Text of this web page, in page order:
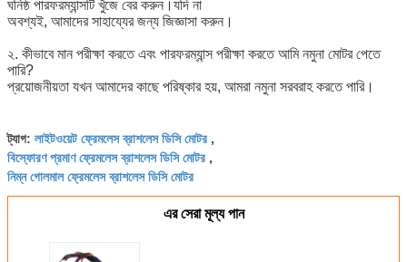
ঘনিষ্ঠ পারফরম্যান্সটি খুঁজে বের করুন।যদি না
অবশ্যই, আমাদের সাহায্যের জন্য জিজ্ঞাসা করুন।
২. কীভাবে মান পরীক্ষা করতে এবং পারফরম্যান্স পরীক্ষা করতে আমি নমুনা মোটর পেতে
পারি?
প্রয়োজনীয়তা যখন আমাদের কাছে পরিষ্কার হয়, আমরা নমুনা সরবরাহ করতে পারি।
ট্যাগ: লাইটওয়েট ফ্রেমলেস ব্রাশলেস ডিসি মোটর ,
বিস্ফোরণ প্রমাণ ফ্রেমলেস ব্রাশলেস ডিসি মোটর ,
নিম্ন গোলমাল ফ্রেমলেস ব্রাশলেস ডিসি মোটর
এর সেরা মূল্য পান